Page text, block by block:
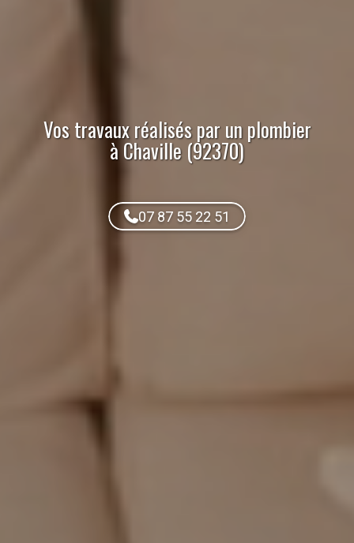
Vos travaux réalisés parun plombier
à Chaville (92370)
07 87 55 22 51